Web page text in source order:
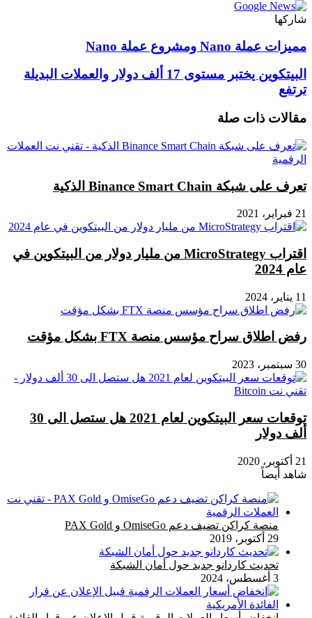
شاركها
مميزات
Nano
ومشروع
عملة
Nano
مميزات عملة Nano ومشروع عملة Nano
البيتكوين
يختبر
مستوى
17
ألف
دولار
والعملات
البديلة
البيتكوين يختبر مستوى 17 ألف دولار والعملات البديلة
ترتفع
مقالات ذات صلة
تعرف على شبكة Binance Smart Chain الذكية
21 فبراير، 2021
اقتراب MicroStrategy من مليار دولار من البيتكوين في
عام 2024
11 يناير، 2024
رفض اطلاق سراح مؤسس منصة FTX بشكل مؤقت
30 سبتمبر، 2023
توقعات سعر البيتكوين لعام 2021 هل ستصل الى 30
ألف دولار
21 أكتوبر، 2020
شاهد أيضاً
منصة كراكن تضيف دعم OmiseGo و PAX Gold
29 أكتوبر، 2019
تحديث كاردانو جديد حول أمان الشبكة
3 أغسطس، 2024